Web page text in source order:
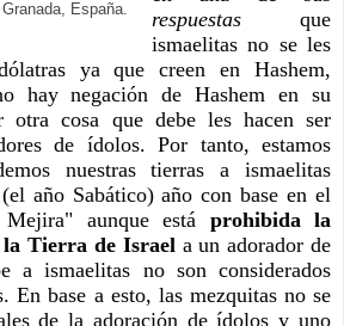
España.
respuestas que
ismaelitas no se les
ya que creen en Hashem,
hay negación de Hashem en su
otra cosa que debe les hacen ser
de ídolos. Por tanto, estamos
nuestras tierras a ismaelitas
(el año Sabático) año con base en el
aunque está prohibida la
Tierra de Israel a un adorador de
a ismaelitas no son considerados
En base a esto, las mezquitas no se
de la adoración de ídolos y uno